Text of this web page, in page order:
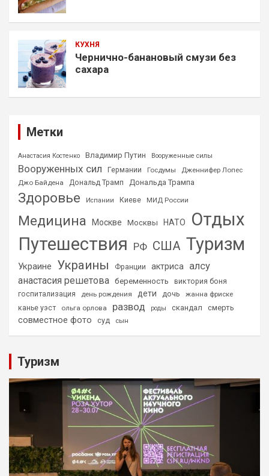
КУХНЯ
Чернично-банановый смузи без
сахара
Метки
Анастасия Костенко Владимир Путин Вооруженные силы
Вооруженных сил Германии Госдумы
Дженнифер Лопес
Джо Байдена
Дональд Трамп Дональда Трампа
Здоровье Испании Киеве МИД России
Медицина Москве Москвы НАТО
Отдых
Путешествия РФ США Туризм
Украине Украины Франции актриса алсу
анастасия решетова беременность
виктория боня
госпитализация
день рождения дети дочь
жанна фриске
канье уэст
ольга орлова развод роды скандал смерть
совместное фото суд сын
Туризм